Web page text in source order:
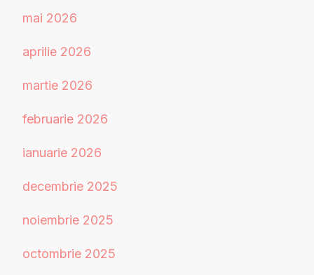
mai 2026
aprilie 2026
martie 2026
februarie 2026
ianuarie 2026
decembrie 2025
noiembrie 2025
octombrie 2025